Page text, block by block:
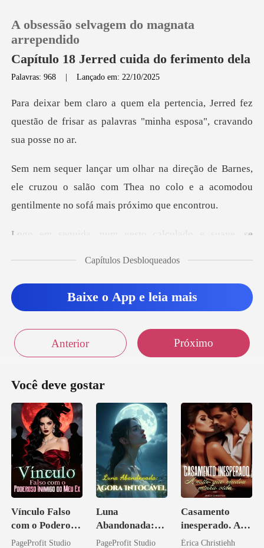
Loja
Sair
A obsessão selvagem do magnata
arrependido
Capítulo 18 Jerred cuida do ferimento dela
Palavras: 968 |Lançado em: 22/10/2025
, Jerred fez
questão de frisar as palavras
s,
ele cruzou o salão com Thea no colo e a acomodo
esto calculado e suave
Capítulos Desbloqueados
Baixe o App e leia mais
Anterior Próximo
Você deve gostar
Vínculo Falso
com o Poderoso
Inimigo do Meu
PageProfit Studio
Luna
Abandonada:
Agora Intocável
PageProfit Studio
Casamento
inesperado. A
noite que mudou
Érica Christiehh